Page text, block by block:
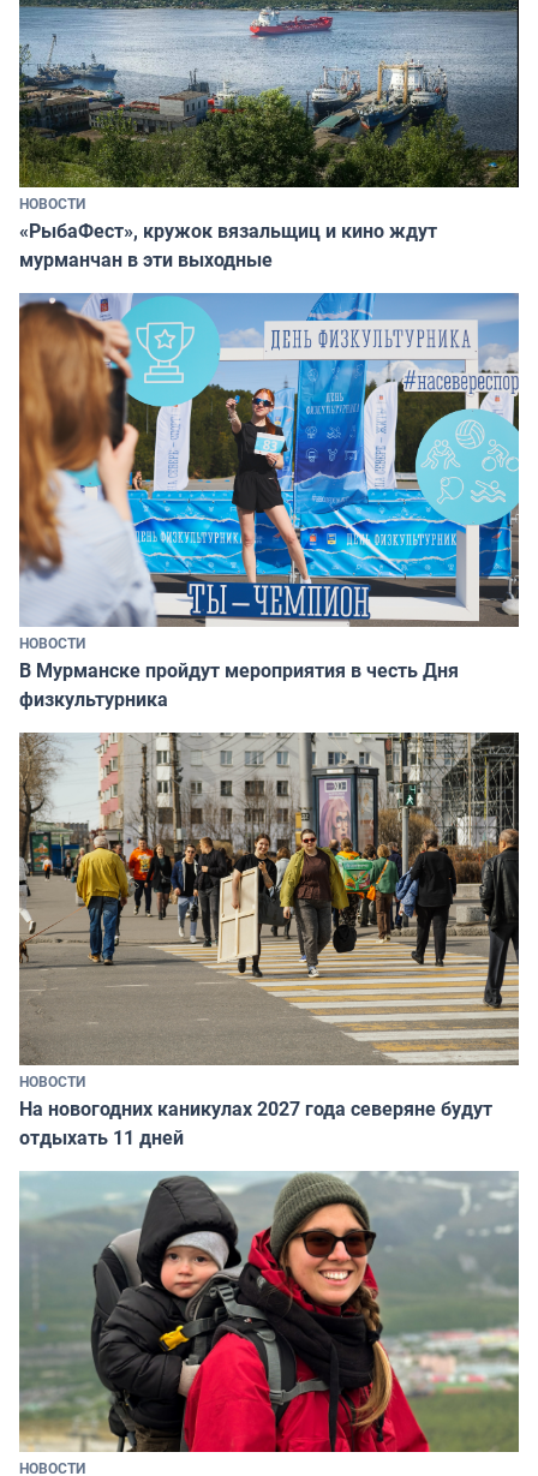
НОВОСТИ
«РыбаФест», кружок вязальщиц и кино ждут
мурманчан в эти выходные
НОВОСТИ
В Мурманске пройдут мероприятия в честь Дня
физкультурника
НОВОСТИ
На новогодних каникулах 2027 года северяне будут
отдыхать 11 дней
НОВОСТИ